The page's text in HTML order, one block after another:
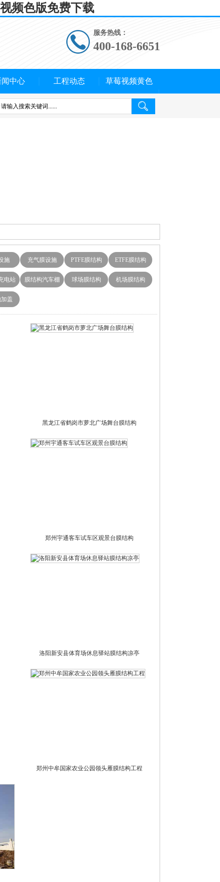
频色版免费下载
服务热线：
400-168-6651
闻中心 工程动态 草莓视频黄色
APP概况
施 充气膜设施 PTFE膜结构 ETFE膜结构
电站 膜结构汽车棚 球场膜结构 机场膜结构
盖
黑龙江省鹤岗市萝北广场舞台膜结构
郑州宇通客车试车区观景台膜结构
洛阳新安县体育场休息驿站膜结构凉亭
郑州中牟国家农业公园领头雁膜结构工程